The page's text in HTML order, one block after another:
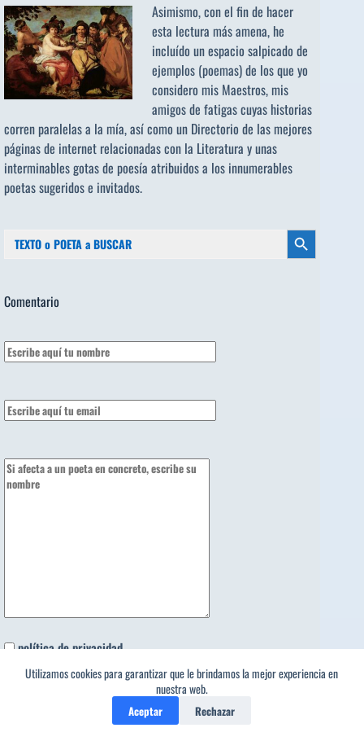
Utilizamos cookies para garantizar que le brindamos la mejor experiencia en
nuestra web.
Aceptar Rechazar
Asimismo, con el fin de hacer
esta lectura más amena, he
incluído un espacio salpicado de
ejemplos (poemas) de los que yo
considero mis Maestros, mis
amigos de fatigas cuyas historias
corren paralelas a la mía, así como un Directorio de las mejores
páginas de internet relacionadas con la Literatura y unas
interminables gotas de poesía atribuidos a los innumerables
poetas sugeridose invitados.
Botón de búsqueda
Comentario
política de privacidad
¿La capital de Italia es..?